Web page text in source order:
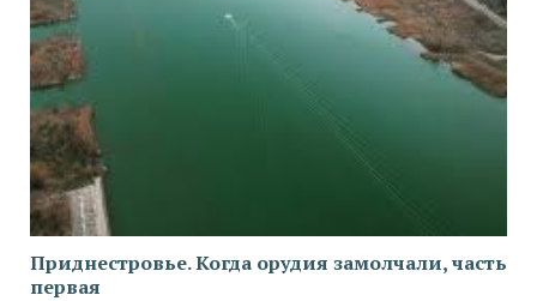
Приднестровье. Когда орудия замолчали, часть
первая